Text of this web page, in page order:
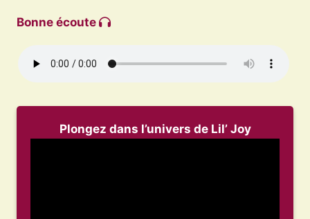
Bonne écoute
Plongez dans l’univers de Lil’ Joy